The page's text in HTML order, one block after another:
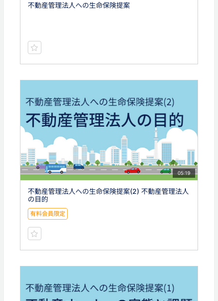
不動産管理法人への生命保険提案
05:19
不動産管理法人への生命保険提案(2) 不動産管理法人
の目的
有料会員限定